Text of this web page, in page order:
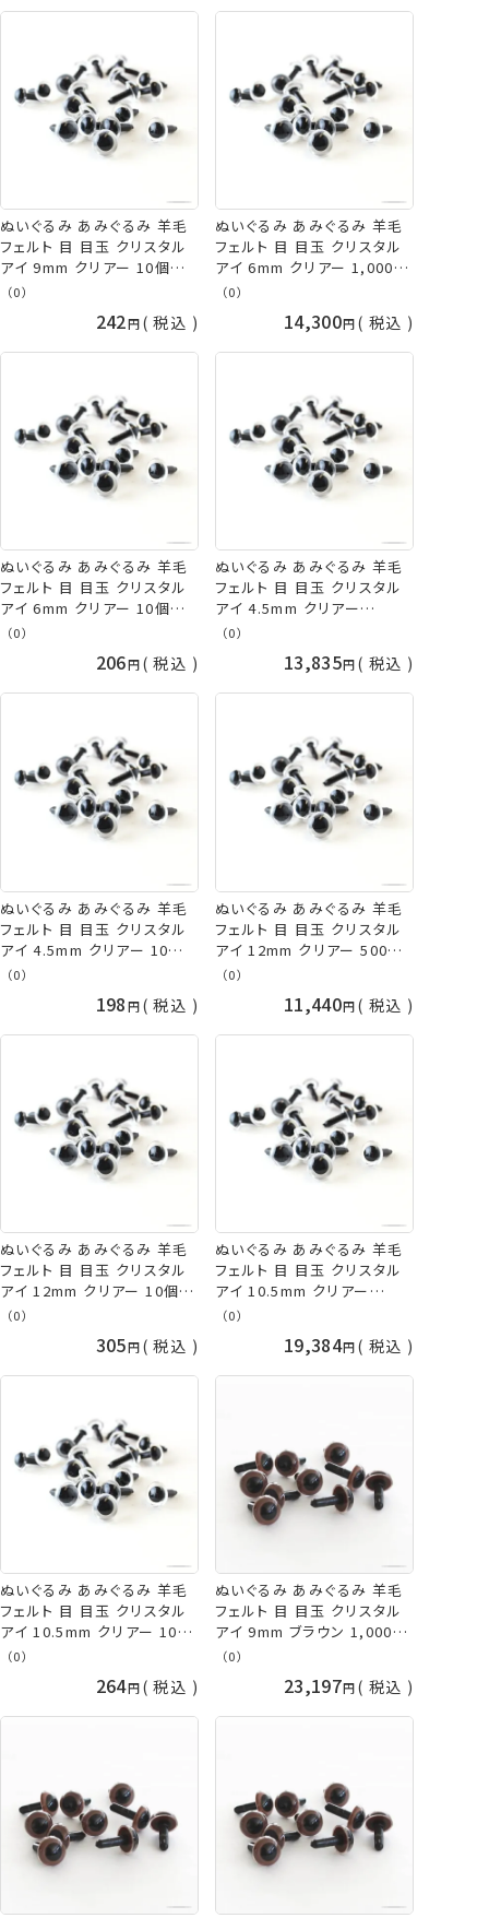
ぬいぐるみ あみぐるみ 羊毛
フェルト 目 目玉 クリスタル
アイ 9mm クリアー 10個入/
袋 TDA さし目 プラスチック
（0）
242 税込
ぬいぐるみ あみぐるみ 羊毛
フェルト 目 目玉 クリスタル
アイ 6mm クリアー 1,000個
入/袋 大容量 TDA さし目 プ
（0）
14,300 税込
ぬいぐるみ あみぐるみ 羊毛
フェルト 目 目玉 クリスタル
アイ 6mm クリアー 10個入/
袋 TDA さし目 プラスチック
（0）
206 税込
ぬいぐるみ あみぐるみ 羊毛
フェルト 目 目玉 クリスタル
アイ 4.5mm クリアー
(1,000個入/袋入) 大容量
取り寄せ商品
（0）
13,835 税込
ぬいぐるみ あみぐるみ 羊毛
フェルト 目 目玉 クリスタル
アイ 4.5mm クリアー 10個
入/袋 TDA さし目 プラスチッ
（0）
198 税込
ぬいぐるみ あみぐるみ 羊毛
フェルト 目 目玉 クリスタル
アイ 12mm クリアー 500個
入/袋 大容量 TDA さし目 プ
（0）
11,440 税込
ぬいぐるみ あみぐるみ 羊毛
フェルト 目 目玉 クリスタル
アイ 12mm クリアー 10個
入/袋 TDA さし目 プラスチッ
（0）
305 税込
ぬいぐるみ あみぐるみ 羊毛
フェルト 目 目玉 クリスタル
アイ 10.5mm クリアー
1,000個入/袋 大容量 TDA
（0）
19,384 税込
ぬいぐるみ あみぐるみ 羊毛
フェルト 目 目玉 クリスタル
アイ 10.5mm クリアー 10個
入/袋 TDA さし目 プラスチッ
（0）
264 税込
ぬいぐるみ あみぐるみ 羊毛
フェルト 目 目玉 クリスタル
アイ 9mm ブラウン 1,000個
入/袋 大容量 TDA さし目 プ
（0）
23,197 税込